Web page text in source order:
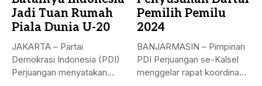
Jadi Tuan Rumah
Piala Dunia U-20
JAKARTA – Partai
Demokrasi Indonesia (PDI)
Perjuangan menyatakan
Pemilih Pemilu
2024
BANJARMASIN – Pimpinan
PDI Perjuangan se-Kalsel
menggelar rapat koordinasi